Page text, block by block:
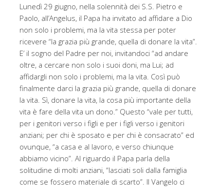
Lunedì 29 giugno, nella solennità dei S.S. Pietro e
Paolo, all’Angelus, il Papa ha invitato ad affidare a Dio
non solo i problemi, ma la vita stessa per poter
ricevere “la grazia più grande, quella di donare la vita”.
E’ il sogno del Padre per noi, invitandoci “ad andare
oltre, a cercare non solo i suoi doni, ma Lui; ad
affidargli non solo i problemi, ma la vita. Così può
finalmente darci la grazia più grande, quella di donare
la vita. Sì, donare la vita, la cosa più importante della
vita è fare della vita un dono.” Questo “vale per tutti,
per i genitori verso i figli e per i figli verso i genitori
anziani; per chi è sposato e per chi è consacrato” ed
ovunque, “a casa e al lavoro, e verso chiunque
abbiamo vicino”. Al riguardo il Papa parla della
solitudine di molti anziani, “lasciati soli dalla famiglia
come se fossero materiale di scarto”. Il Vangelo ci